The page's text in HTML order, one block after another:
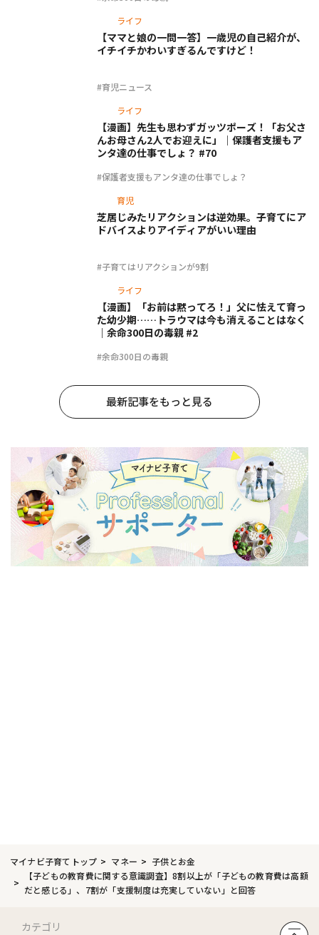
ライフ
#育児ニュース
【ママと娘の一問一答】一歳児の自己紹介が、
イチイチかわいすぎるんですけど！
ライフ
#保護者支援もアンタ達の仕事でしょ？
【漫画】先生も思わずガッツポーズ！「お父さ
んお母さん2人でお迎えに」｜保護者支援もア
ンタ達の仕事でしょ？ #70
育児
#子育てはリアクションが9割
芝居じみたリアクションは逆効果。子育てにア
ドバイスよりアイディアがいい理由
ライフ
#余命300日の毒親
【漫画】「お前は黙ってろ！」父に怯えて育っ
た幼少期……トラウマは今も消えることはなく
｜余命300日の毒親 #2
最新記事をもっと見る
マイナビ子育てトップ マネー
子供とお金
【子どもの教育費に関する意識調査】8割以上が「子どもの教育費は高額
だと感じる」、7割が「支援制度は充実していない」と回答
カテゴリ